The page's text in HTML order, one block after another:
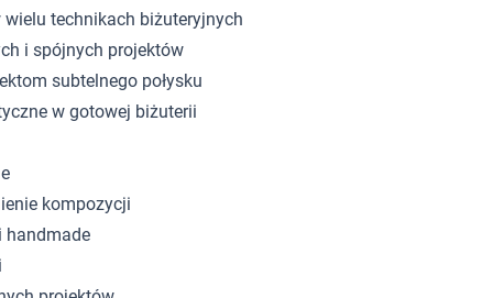
technikach biżuteryjnych
i spójnych projektów
subtelnego połysku
w gotowej biżuterii
kompozycji
handmade